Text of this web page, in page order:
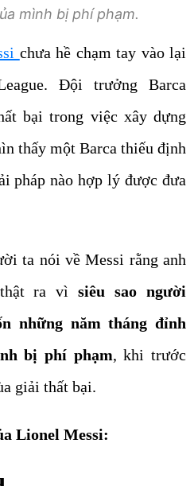
mình bị phí phạm.
chưa hề chạm tay vào lại
Đội trưởng Barca
bại trong việc xây dựng
thấy một Barca thiếu định
pháp nào hợp lý được đưa
ta nói về Messi rằng anh
thật ra vìsiêu sao người
những năm tháng đỉnh
bị phí phạm, khi trước
giải thất bại.
Lionel Messi: